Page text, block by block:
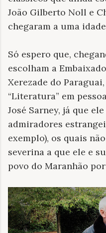
João Gilberto Noll e
chegaram a uma idade
Só espero que,
escolham a
Xerezade do
“Literatura” em
José Sarney, já que
admiradores
exemplo), os quais
severina a que ele e
povo do Maranhão